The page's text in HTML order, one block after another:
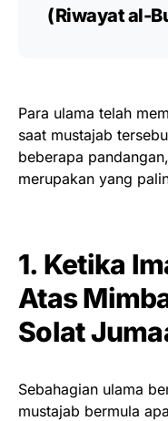
(Riwayat al-
Para ulama telah
saat mustajab
beberapa
merupakan yang
1. Ketika
Atas
Solat
Sebahagian ulama
mustajab bermula